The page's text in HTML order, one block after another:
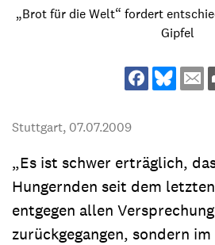
„Brot für die Welt“ fordert
Gipfel
Stuttgart, 07.07.2009
„Es ist schwer erträglich,
Hungernden seit dem
entgegen allen
zurückgegangen, sondern